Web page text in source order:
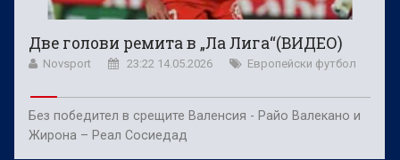
Две голови ремита в „Ла Лига“(ВИДЕО)
Novsport 23:22 14.05.2026 Европейски футбол
Без победител в срещите Валенсия - Райо Валекано и
Жирона – Реал Сосиедад